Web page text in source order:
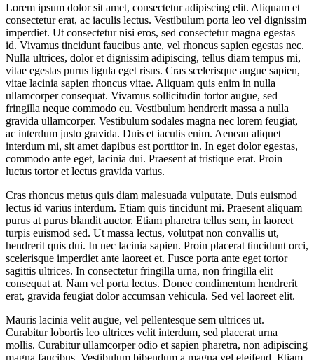
Lorem ipsum dolor sit amet, consectetur adipiscing elit. Aliquam et
consectetur erat, ac iaculis lectus. Vestibulum porta leo vel dignissim
imperdiet. Ut consectetur nisi eros, sed consectetur magna egestas
id. Vivamus tincidunt faucibus ante, vel rhoncus sapien egestas nec.
Nulla ultrices, dolor et dignissim adipiscing, tellus diam tempus mi,
vitae egestas purus ligula eget risus. Cras scelerisque augue sapien,
vitae lacinia sapien rhoncus vitae. Aliquam quis enim in nulla
ullamcorper consequat. Vivamus sollicitudin tortor augue, sed
fringilla neque commodo eu. Vestibulum hendrerit massa a nulla
gravida ullamcorper. Vestibulum sodales magna nec lorem feugiat,
ac interdum justo gravida. Duis et iaculis enim. Aenean aliquet
interdum mi, sit amet dapibus est porttitor in. In eget dolor egestas,
commodo ante eget, lacinia dui. Praesent at tristique erat. Proin
luctus tortor et lectus gravida varius.
Cras rhoncus metus quis diam malesuada vulputate. Duis euismod
lectus id varius interdum. Etiam quis tincidunt mi. Praesent aliquam
purus at purus blandit auctor. Etiam pharetra tellus sem, in laoreet
turpis euismod sed. Ut massa lectus, volutpat non convallis ut,
hendrerit quis dui. In nec lacinia sapien. Proin placerat tincidunt orci,
scelerisque imperdiet ante laoreet et. Fusce porta ante eget tortor
sagittis ultrices. In consectetur fringilla urna, non fringilla elit
consequat at. Nam vel porta lectus. Donec condimentum hendrerit
erat, gravida feugiat dolor accumsan vehicula. Sed vel laoreet elit.
Mauris lacinia velit augue, vel pellentesque sem ultrices ut.
Curabitur lobortis leo ultrices velit interdum, sed placerat urna
mollis. Curabitur ullamcorper odio et sapien pharetra, non adipiscing
magna faucibus. Vestibulum bibendum a magna vel eleifend. Etiam